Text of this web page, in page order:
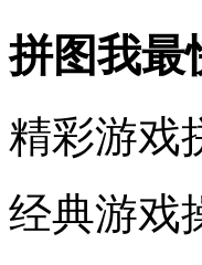
拼图我最
精彩游戏
经典游戏